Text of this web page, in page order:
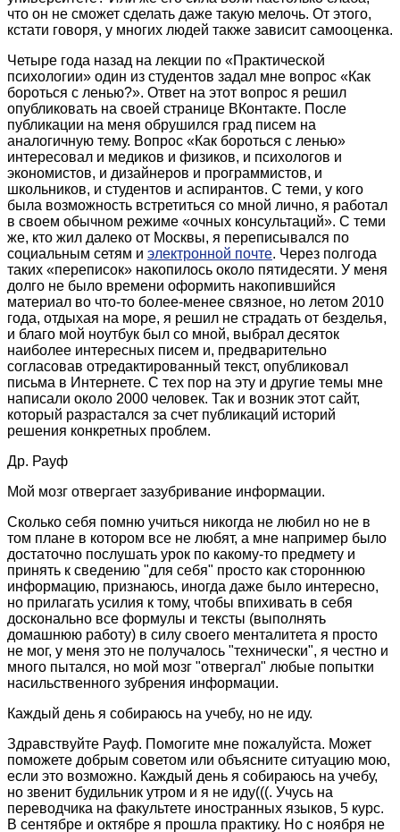
что он не сможет сделать даже такую мелочь. От этого,
кстати говоря, у многих людей также зависит самооценка.
Четыре года назад на лекции по «Практической
психологии» один из студентов задал мне вопрос «Как
бороться с ленью?». Ответ на этот вопрос я решил
опубликовать на своей странице ВКонтакте. После
публикации на меня обрушился град писем на
аналогичную тему. Вопрос «Как бороться с ленью»
интересовал и медиков и физиков, и психологов и
экономистов, и дизайнеров и программистов, и
школьников, и студентов и аспирантов. С теми, у кого
была возможность встретиться со мной лично, я работал
в своем обычном режиме «очных консультаций». С теми
же, кто жил далеко от Москвы, я переписывался по
социальным сетям и электронной почте. Через полгода
таких «переписок» накопилось около пятидесяти. У меня
долго не было времени оформить накопившийся
материал во что-то более-менее связное, но летом 2010
года, отдыхая на море, я решил не страдать от безделья,
и благо мой ноутбук был со мной, выбрал десяток
наиболее интересных писем и, предварительно
согласовав отредактированный текст, опубликовал
письма в Интернете. С тех пор на эту и другие темы мне
написали около 2000 человек. Так и возник этот сайт,
который разрастался за счет публикаций историй
решения конкретных проблем.
Др. Рауф
Мой мозг отвергает зазубривание информации.
Сколько себя помню учиться никогда не любил но не в
том плане в котором все не любят, а мне например было
достаточно послушать урок по какому-то предмету и
принять к сведению "для себя" просто как стороннюю
информацию, признаюсь, иногда даже было интересно,
но прилагать усилия к тому, чтобы впихивать в себя
досконально все формулы и тексты (выполнять
домашнюю работу) в силу своего менталитета я просто
не мог, у меня это не получалось "технически", я честно и
много пытался, но мой мозг "отвергал" любые попытки
насильственного зубрения информации.
Каждый день я собираюсь на учебу, но не иду.
Здравствуйте Рауф. Помогите мне пожалуйста. Может
поможете добрым советом или объясните ситуацию мою,
если это возможно. Каждый день я собираюсь на учебу,
но звенит будильник утром и я не иду(((. Учусь на
переводчика на факультете иностранных языков, 5 курс.
В сентябре и октябре я прошла практику. Но с ноября не